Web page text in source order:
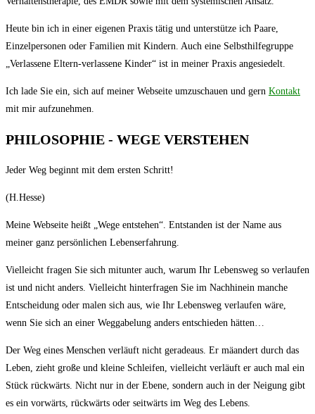
Heute bin ich in einer eigenen Praxis tätig und unterstütze ich Paare,
Einzelpersonen oder Familien mit Kindern. Auch eine Selbsthilfegruppe
„Verlassene Eltern-verlassene Kinder“ ist in meiner Praxis angesiedelt.
Ich lade Sie ein, sich auf meiner Webseite umzuschauen und gern Kontakt
mit mir aufzunehmen.
PHILOSOPHIE - WEGE VERSTEHEN
Jeder Weg beginnt mit dem ersten Schritt!
(H.Hesse)
Meine Webseite heißt „Wege entstehen“. Entstanden ist der Name aus
meiner ganz persönlichen Lebenserfahrung.
Vielleicht fragen Sie sich mitunter auch, warum Ihr Lebensweg so verlaufen
ist und nicht anders. Vielleicht hinterfragen Sie im Nachhinein manche
Entscheidung oder malen sich aus, wie Ihr Lebensweg verlaufen wäre,
wenn Sie sich an einer Weggabelung anders entschieden hätten…
Der Weg eines Menschen verläuft nicht geradeaus. Er mäandert durch das
Leben, zieht große und kleine Schleifen, vielleicht verläuft er auch mal ein
Stück rückwärts. Nicht nur in der Ebene, sondern auch in der Neigung gibt
es ein vorwärts, rückwärts oder seitwärts im Weg des Lebens.